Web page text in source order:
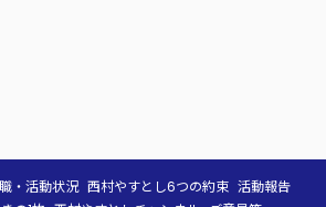
・活動状況 西村やすとし6つの約束 活動報告